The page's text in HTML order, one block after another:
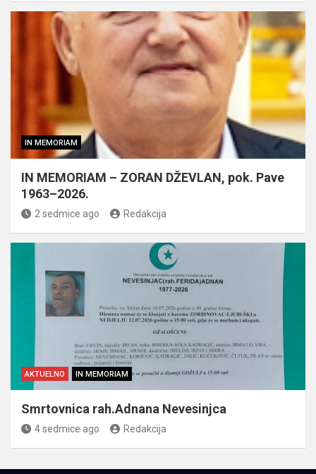
IN MEMORIAM
IN MEMORIAM – ZORAN DŽEVLAN, pok. Pave
1963–2026.
2 sedmice ago Redakcija
AKTUELNO IN MEMORIAM
Smrtovnica rah.Adnana Nevesinjca
4 sedmice ago Redakcija